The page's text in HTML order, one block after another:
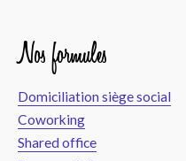
Nos formules
Domiciliation siège social
Coworking
Shared office